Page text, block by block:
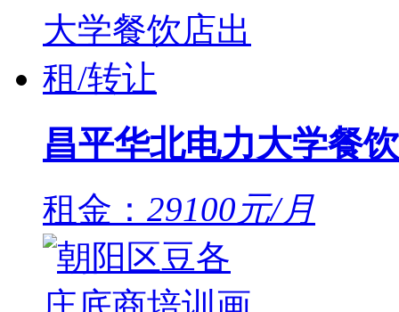
昌平华北电力大学餐
租金： 29100元/月